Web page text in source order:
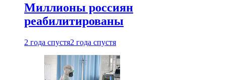
Миллионы россиян
реабилитированы
2 года спустя2 года спустя